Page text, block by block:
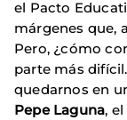
el Pacto
márgenes que,
Pero, ¿cómo
parte más
quedarnos en
Pepe Laguna,